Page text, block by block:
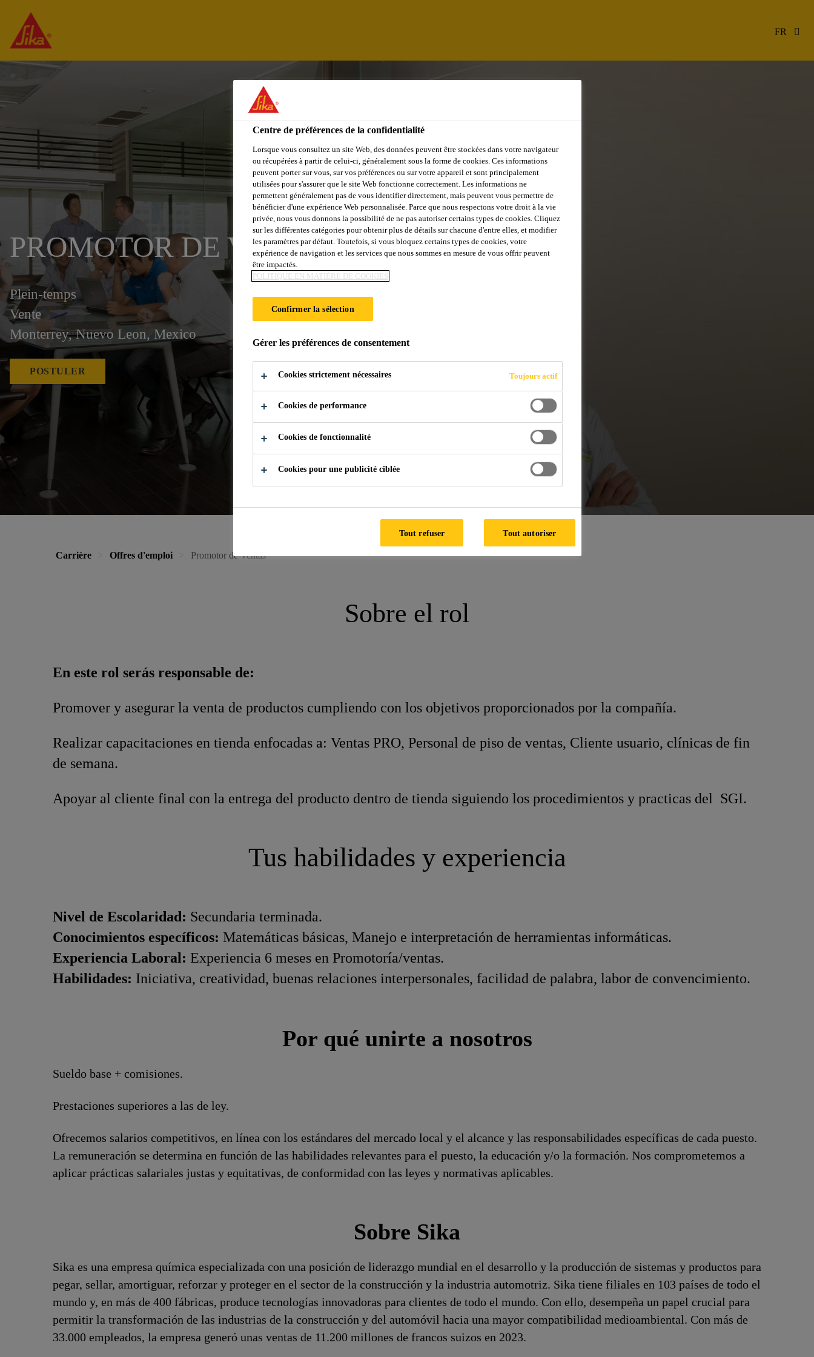
FR
PROMOTOR DE VENTAS
Plein-temps
Vente
Monterrey, Nuevo Leon, Mexico
POSTULER
Carrière Offres d'emploi Promotor de Ventas
Sobre el rol
En este rol serás responsable de:
Promover y asegurar la venta de productos cumpliendo con los objetivos proporcionados por la compañía.
Realizar capacitaciones en tienda enfocadas a: Ventas PRO, Personal de piso de ventas, Cliente usuario, clínicas de fin
de semana.
Apoyar al cliente final con la entrega del producto dentro de tienda siguiendo los procedimientos y practicas del SGI.
Tus habilidades y experiencia
Nivel de Escolaridad: Secundaria terminada.
Conocimientos específicos: Matemáticas básicas, Manejo e interpretación de herramientas informáticas.
Experiencia Laboral: Experiencia 6 meses en Promotoría/ventas.
Habilidades: Iniciativa, creatividad, buenas relaciones interpersonales, facilidad de palabra, labor de convencimiento.
Por qué unirte a nosotros
Sueldo base + comisiones.
Prestaciones superiores a las de ley.
Ofrecemos salarios competitivos, en línea con los estándares del mercado local y el alcance y las responsabilidades específicas de cada puesto.
La remuneración se determina en función de las habilidades relevantes para el puesto, la educación y/o la formación. Nos comprometemos a
aplicar prácticas salariales justas y equitativas, de conformidad con las leyes y normativas aplicables.
Sobre Sika
Sika es una empresa química especializada con una posición de liderazgo mundial en el desarrollo y la producción de sistemas y productos para
pegar, sellar, amortiguar, reforzar y proteger en el sector de la construcción y la industria automotriz. Sika tiene filiales en 103 países de todo el
mundo y, en más de 400 fábricas, produce tecnologías innovadoras para clientes de todo el mundo. Con ello, desempeña un papel crucial para
permitir la transformación de las industrias de la construcción y del automóvil hacia una mayor compatibilidad medioambiental. Con más de
33.000 empleados, la empresa generó unas ventas de 11.200 millones de francos suizos en 2023.
Centre de préférences de la confidentialité
Lorsque vous consultez un site Web, des données peuvent être stockées dans votre navigateur
ou récupérées à partir de celui-ci, généralement sous la forme de cookies. Ces informations
peuvent porter sur vous, sur vos préférences ou sur votre appareil et sont principalement
utilisées pour s'assurer que le site Web fonctionne correctement. Les informations ne
permettent généralement pas de vous identifier directement, mais peuvent vous permettre de
bénéficier d'une expérience Web personnalisée. Parce que nous respectons votre droit à la vie
privée, nous vous donnons la possibilité de ne pas autoriser certains types de cookies. Cliquez
sur les différentes catégories pour obtenir plus de détails sur chacune d'entre elles, et modifier
les paramètres par défaut. Toutefois, si vous bloquez certains types de cookies, votre
expérience de navigation et les services que nous sommes en mesure de vous offrir peuvent
être impactés.
POLITIQUE EN MATIÈRE DE COOKIES
Confirmer la sélection
Gérer les préférences de consentement
Cookies strictement nécessaires Toujours actif
Cookies de performance
Cookies de fonctionnalité
Cookies pour une publicité ciblée
Tout refuser Tout autoriser